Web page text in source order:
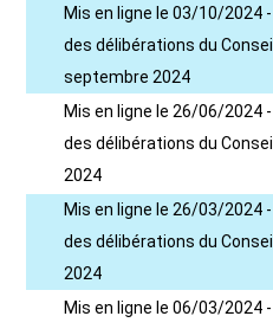
Mis en ligne le 03/10/2024
des délibérations du
septembre 2024
Mis en ligne le 26/06/2024
des délibérations du
2024
Mis en ligne le 26/03/2024
des délibérations du
2024
Mis en ligne le 06/03/2024